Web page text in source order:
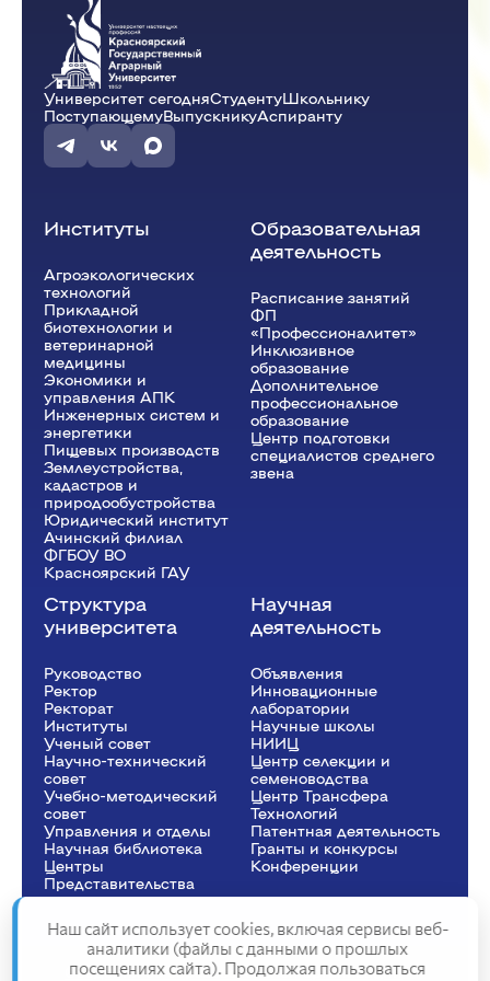
История России(Лекция)
Университет сегодняСтудентуШкольнику
ПоступающемуВыпускникуАспиранту
Институты
Агроэкологических
технологий
Прикладной
биотехнологии и
ветеринарной
медицины
Экономики и
управления АПК
Инженерных систем и
энергетики
Пищевых производств
Землеустройства,
кадастров и
природообустройства
Юридический институт
Ачинский филиал
ФГБОУ ВО
Красноярский ГАУ
Образовательная
деятельность
Расписание занятий
ФП
«Профессионалитет»
Инклюзивное
образование
Дополнительное
профессиональное
образование
Центр подготовки
специалистов среднего
звена
Структура
университета
Руководство
Ректор
Рeкторат
Институты
Ученый совет
Научно-технический
совет
Учебно-методический
совет
Управления и отделы
Научная библиотека
Центры
Представительства
Научная
деятельность
Объявления
Инновационные
лаборатории
Научные школы
НИИЦ
Центр селекции и
семеноводства
Центр Трансфера
Технологий
Патентная деятельность
Гранты и конкурсы
Конференции
Сведения об образовательной организации
Наш сайт использует cookies, включая сервисы веб-
аналитики (файлы с данными о прошлых
посещениях сайта). Продолжая пользоваться